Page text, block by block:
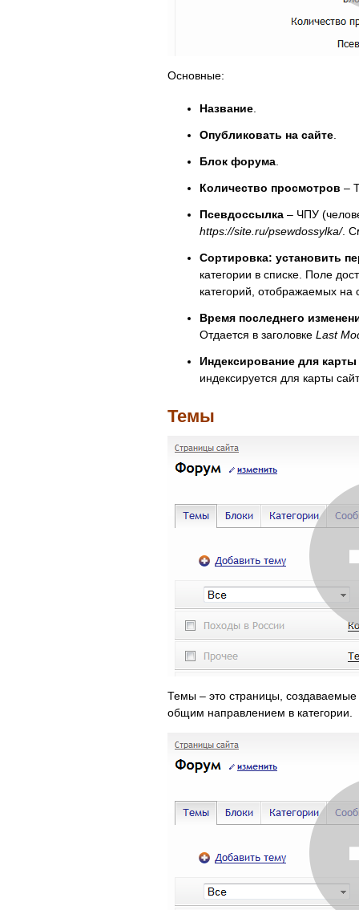
Основные:
Название
Опубликовать на сайте
Блок форума
Количество просмотров –
Псевдоссылка – ЧПУ
https://site.ru/psewdossylka/.
Сортировка: установить
категории в списке. Поле
категорий, отображаемых на
Время последнего
Отдается в заголовке Last
Индексирование для карты
индексируется для карты
Темы
Темы – это страницы,
общим направлением в категории.